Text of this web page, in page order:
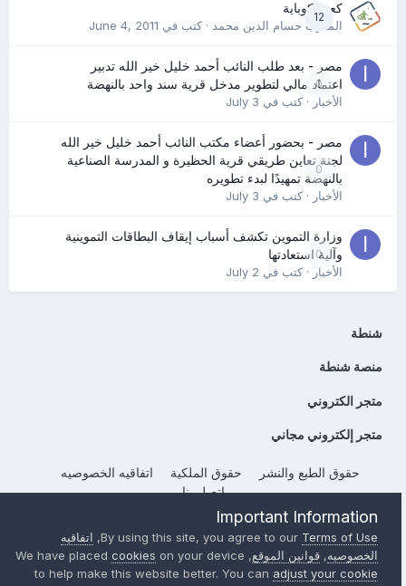
12
كعب كوباية
المدرب حسام الدين محمد· كتب في June 4, 2011
0
مصر - بعد طلب النائب أحمد خليل خير الله تدبير
اعتماد مالي لتطوير مدخل قرية سند واحد بالنهضة
الأخبار· كتب في July 3
0
مصر - بحضور أعضاء مكتب النائب أحمد خليل خير الله
لجنة تعاين طريقي قرية الحظيرة و المدرسة الصناعية
بالنهضة تمهيدًا لبدء تطويره
الأخبار· كتب في July 3
0
وزارة التموين تكشف أسباب إيقاف البطاقات التموينية
وآلية استعادتها
الأخبار· كتب في July 2
شنطة
منصة شنطة
متجر الكتروني
متجر إلكتروني مجاني
حقوق الطبع والنشر حقوق الملكية
اتفاقيه الخصوصيه
إتصل بنا
Powered by Invision CommunityImportant Information
By using this site, you agree to ourTerms of Use
, اتفاقيه
الخصوصيه, قوانين الموقع, We have placed
cookies on your device
to help make this website better. You canadjust your cookie